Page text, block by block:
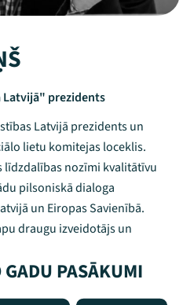
Latvijā" prezidents
Latvijā prezidents un
lietu komitejas loceklis.
līdzdalības nozīmi kvalitātīvu
pilsoniskā dialoga
un Eiropas Savienībā.
draugu izveidotājs un
PASĀKUMI